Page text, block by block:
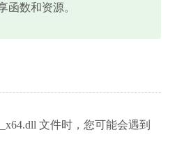
函数和资源。
文件时，您可能会遇到